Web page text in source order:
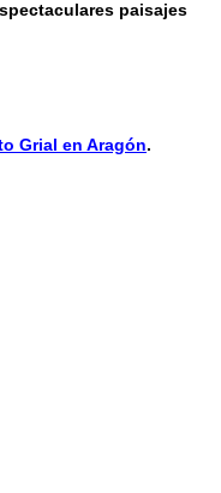
paisajes
Grial en Aragón.